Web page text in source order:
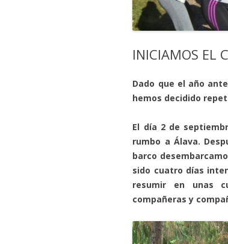
INICIAMOS EL
Dado que el año
hemos decidido
El día 2 de
rumbo a Álava.
barco
sido cuatro días
resumir en unas
compañeras y